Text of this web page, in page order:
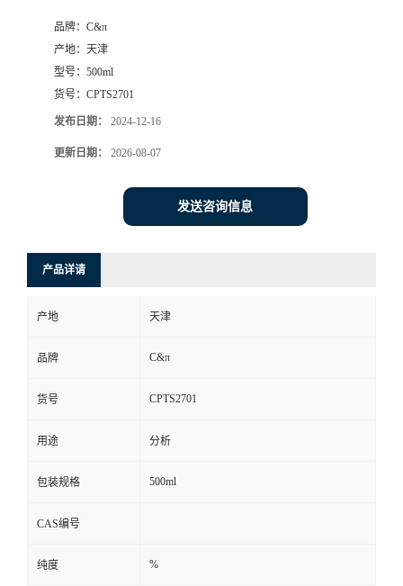
品牌： C&π
产地： 天津
型号： 500ml
货号： CPTS2701
发布日期： 2024-12-16
更新日期： 2026-08-07
发送咨询信息
产品详请
产地 天津
品牌 C&π
货号 CPTS2701
用途 分析
包装规格 500ml
CAS编号
纯度 %